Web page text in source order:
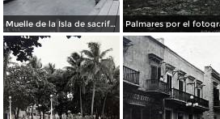
Muelle de la Isla de sacrificios.